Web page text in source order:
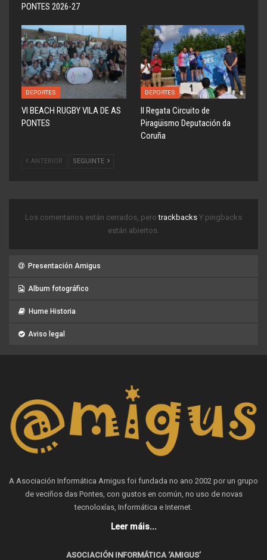
PONTES 2026-27
DEPORTES
VI BEACH RUGBY VILA DE AS
PONTES
DEPORTES
ll Regata Circuito de
Piragüismo Deputación da
Coruña
ANTERIOR SEGUINTE
Los comentarios están cerrados, perotrackbacks Y pingbacks
están abiertos.
Presentación Amigus
Album fotográfico
Hume Historia
Aviso legal
A Asociación Informática Amigus foi fundada no ano 2002 por un grupo
de veciños das Pontes, con gustos en común, no uso de novas
tecnoloxías, Informática e Internet.
Leer máis...
ASOCIACIÓN INFORMÁTICA ‘AMIGUS’